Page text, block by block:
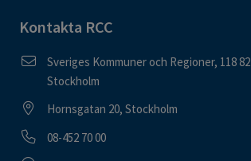
Kontakta RCC
Postadress
Sveriges Kommuner och Regioner, 118 82
Stockholm
Besöksadress
Hornsgatan 20, Stockholm
Telefonnummer
08-452 70 00